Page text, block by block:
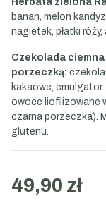
banan, melon
nagietek, płatki róży,
Czekolada
porzeczką:
kakaowe,
owoce liofilizowane
czarna porzeczka).
glutenu.
49,90 zł